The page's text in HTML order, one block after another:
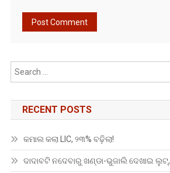
RECENT POSTS
କମାଲ କଲା LIC, ୨୩% ବଢ଼ିଲା!
ଦାଦାବଟି ନଦେବାରୁ ଖଣ୍ଡା-ଭୁଜାଲି ଦେଖାଇ